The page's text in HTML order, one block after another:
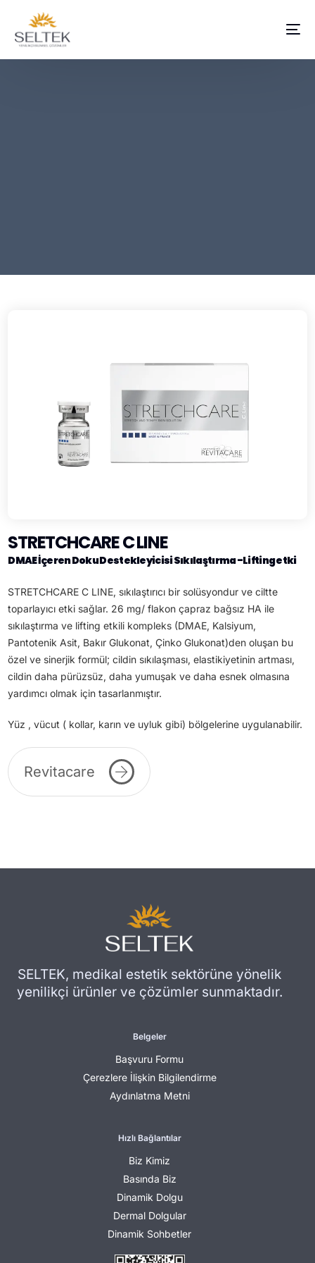
STRETCHCARE C LINE
DMAE İçeren Doku Destekleyicisi Sıkılaştırma -Lifting etki
STRETCHCARE C LINE, sıkılaştırıcı bir solüsyondur ve ciltte
toparlayıcı etki sağlar. 26 mg/ flakon çapraz bağsız HA ile
sıkılaştırma ve lifting etkili kompleks (DMAE, Kalsiyum,
Pantotenik Asit, Bakır Glukonat, Çinko Glukonat)den oluşan bu
özel ve sinerjik formül; cildin sıkılaşması, elastikiyetinin artması,
cildin daha pürüzsüz, daha yumuşak ve daha esnek olmasına
yardımcı olmak için tasarlanmıştır.
Yüz , vücut ( kollar, karın ve uyluk gibi) bölgelerine uygulanabilir.
Revitacare
SELTEK, medikal estetik sektörüne yönelik
yenilikçi ürünler ve çözümler sunmaktadır.
Belgeler
Başvuru Formu
Çerezlere İlişkin Bilgilendirme
Aydınlatma Metni
Hızlı Bağlantılar
Biz Kimiz
Basında Biz
Dinamik Dolgu
Dermal Dolgular
Dinamik Sohbetler